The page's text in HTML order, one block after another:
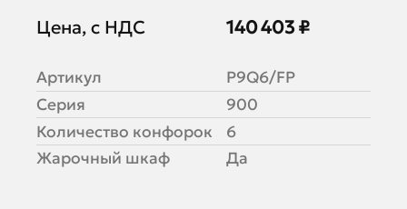
Цена, с НДС 140 403 ₽
Артикул
P9Q6/FP
Серия
900
Количество конфорок
6
Жарочный шкаф
Да